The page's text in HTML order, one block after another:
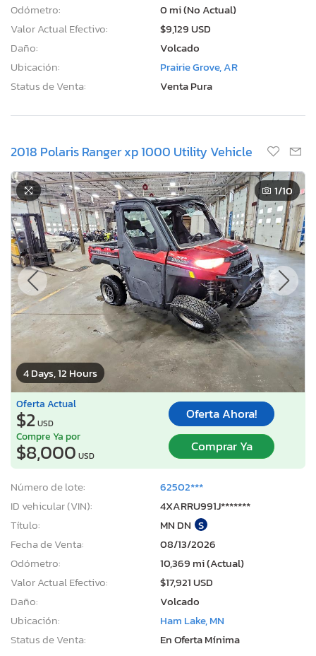
Odómetro:
0 mi (No Actual)
Valor Actual Efectivo:
$9,129 USD
Daño:
Volcado
Ubicación:
Prairie Grove, AR
Status de Venta:
Venta Pura
2018 Polaris Ranger xp 1000 Utility Vehicle
4 Days, 12 Hours
1/10
Oferta Actual
$2 USD
Oferta Ahora!
Compre Ya por
$8,000 USD
Comprar Ya
Número de lote:
62502***
ID vehicular (VIN):
4XARRU991J*******
Título:
MN DN S
Fecha de Venta:
08/13/2026
Odómetro:
10,369 mi (Actual)
Valor Actual Efectivo:
$17,921 USD
Daño:
Volcado
Ubicación:
Ham Lake, MN
Status de Venta:
En Oferta Mínima